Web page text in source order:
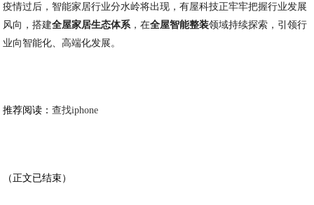
疫情过后，智能家居行业分水岭将出现，有屋科技正牢牢把握行业发展
风向，搭建全屋家居生态体系，在全屋智能整装领域持续探索，引领行
业向智能化、高端化发展。
推荐阅读：查找iphone
（正文已结束）